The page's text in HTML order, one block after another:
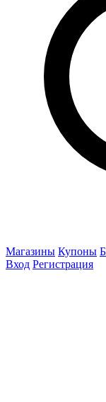
Магазины Купоны
Вход Регистрация